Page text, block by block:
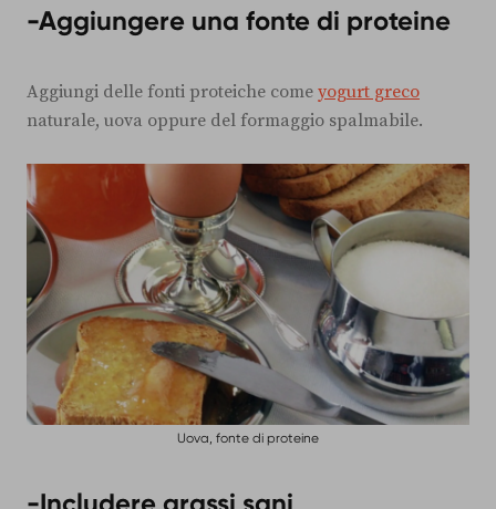
-Aggiungere una fonte di proteine
Aggiungi delle fonti proteiche come yogurt greco
naturale, uova oppure del formaggio spalmabile.
Uova, fonte di proteine
-Includere grassi sani